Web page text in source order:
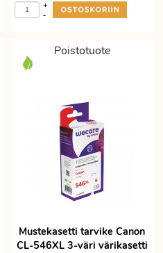
-
+
Poistotuote
Mustekasetti tarvike Canon
CL-546XL 3-väri värikasetti